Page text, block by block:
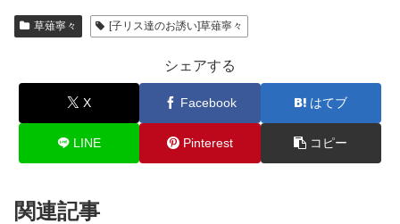
草薙寧々 [子リス達のお誘い]草薙寧々
シェアする
X Facebook はてブ
LINE Pinterest コピー
関連記事